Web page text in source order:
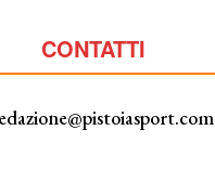
CONTATTI